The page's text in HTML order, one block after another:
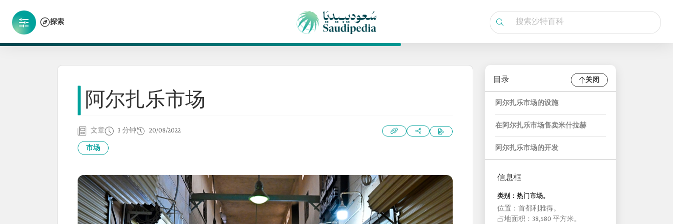
探索
阿尔扎乐市场
文章 3 分钟 20/08/2022
市场
目录 关闭
阿尔扎乐市场的设施
在阿尔扎乐市场售卖米什拉赫
阿尔扎乐市场的开发
信息框
类别：热门市场。
位置：首都利雅得。
占地面积：38,580 平方米。